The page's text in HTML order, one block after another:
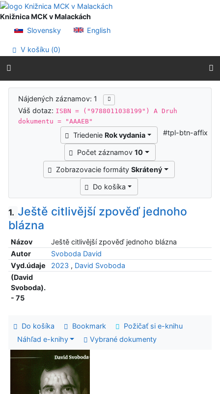
Prejsť na obsah
Prejsť na menu
Knižnica MCK v Malackách
Slovensky
English
V košíku (0)
Výsledky vyhľadávania
Nájdených záznamov: 1
Váš dotaz: ISBN = ("9788011038199") A Druh
dokumentu = "AAAEB"
Triedenie Rok vydania
Počet záznamov10
Zobrazovacie formátySkrátený
Do košíka
#tpl-btn-affix
1. Ještě citlivější zpověď jednoho
blázna
Názov
Ještě citlivější zpověď jednoho blázna
Autor
Svoboda David
Vyd.údaje
2023 , David Svoboda
(David
Svoboda).
- 75
Do košíka Bookmark
Požičať si e-knihu
Náhľad e-knihy
Vybrané dokumenty